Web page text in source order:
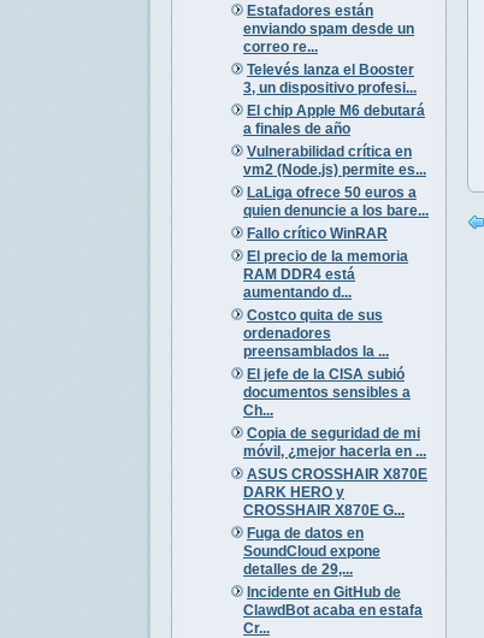
Estafadores están
enviando spam desde un
correo re...
Televés lanza el Booster
3, un dispositivo profesi...
El chip Apple M6 debutará
a finales de año
Vulnerabilidad crítica en
vm2 (Node.js) permite es...
LaLiga ofrece 50 euros a
quien denuncie a los bare...
Fallo crítico WinRAR
El precio de la memoria
RAM DDR4 está
aumentando d...
Costco quita de sus
ordenadores
preensamblados la ...
El jefe de la CISA subió
documentos sensibles a
Ch...
Copia de seguridad de mi
móvil, ¿mejor hacerla en ...
ASUS CROSSHAIR X870E
DARK HERO y
CROSSHAIR X870E G...
Fuga de datos en
SoundCloud expone
detalles de 29,...
Incidente en GitHub de
ClawdBot acaba en estafa
Cr...